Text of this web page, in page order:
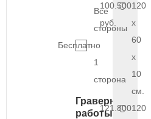
Все
стороны
Бесплатно
1
сторона
Граверные
работы
100.500
руб.
120
x
60
x
10
см.
121.800120